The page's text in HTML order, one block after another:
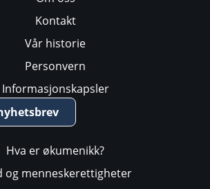
Kontakt
Vår historie
Personvern
Informasjonskapsler
Hva er økumenikk?
og menneskerettigheter